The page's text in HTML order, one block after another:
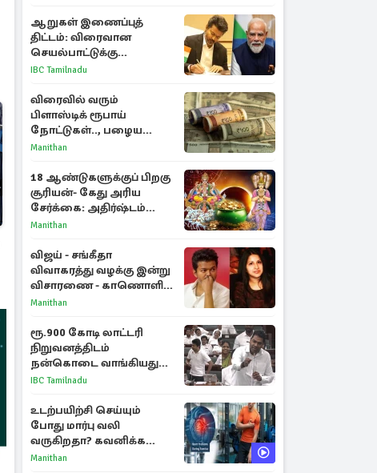
ஆறுகள் இணைப்புத்
திட்டம்: விரைவான
செயல்பாட்டுக்கு
பிரதமருக்கு முதலமைச்சர்
IBC Tamilnadu
விரைவில் வரும்
பிளாஸ்டிக் ரூபாய்
நோட்டுகள்.., பழைய
காகித நோட்டுகள்
Manithan
18 ஆண்டுகளுக்குப் பிறகு
சூரியன்- கேது அரிய
சேர்க்கை: அதிர்ஷ்டம்
பெறும் 3 ராசிகள்!
Manithan
விஜய் - சங்கீதா
விவாகரத்து வழக்கு இன்று
விசாரணை - காணொளி
மூலம் ஆஜராக வாய்ப்பு
Manithan
ரூ.900 கோடி லாட்டரி
நிறுவனத்திடம்
நன்கொடை வாங்கியது
ஏன்? உதயநிதி - ஆதவ்
IBC Tamilnadu
உடற்பயிற்சி செய்யும்
போது மார்பு வலி
வருகிறதா? கவனிக்க
வேண்டிய எச்சரிக்கை
Manithan